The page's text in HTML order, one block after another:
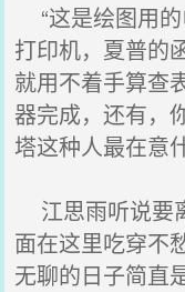
“这是绘图用
打印机，夏普的
就用不着手算查
器完成，还有，
塔这种人最在意
江思雨听说要
面在这里吃穿不
无聊的日子简直